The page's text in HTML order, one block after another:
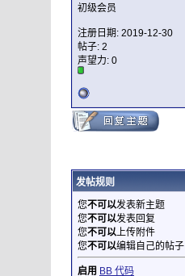
初级会员
注册日期: 2019-12-30
帖子: 2
声望力: 0
发帖规则
您不可以发表新主题
您不可以发表回复
您不可以上传附件
您不可以编辑自己的帖子
启用 BB 代码